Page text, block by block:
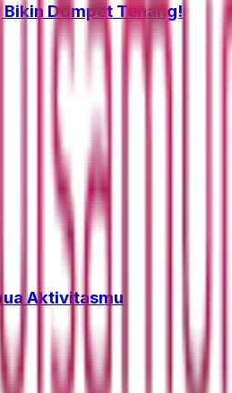
Dompet Tenang!
Aktivitasmu